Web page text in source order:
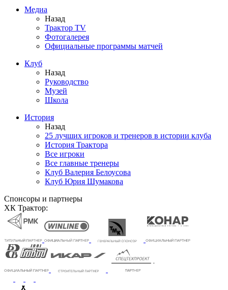
Медиа
Назад
Трактор TV
Фотогалерея
Официальные программы матчей
Клуб
Назад
Руководство
Музей
Школа
История
Назад
25 лучших игроков и тренеров в истории клуба
История Трактора
Все игроки
Все главные тренеры
Клуб Валерия Белоусова
Клуб Юрия Шумакова
Спонсоры и партнеры
ХК Трактор: